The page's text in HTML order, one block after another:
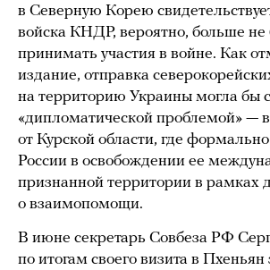
в Северную Корею
войска КНДР, вероятно, больше не
принимать участия в войне. Как
издание, отправка
на территорию Украины могла бы
«дипломатической проблемой» —
от Курской области, где
России в освобождении ее
признанной территории в рамках
о взаимопомощи.
В июне секретарь Совбеза РФ
по итогам своего визита в Пхеньян